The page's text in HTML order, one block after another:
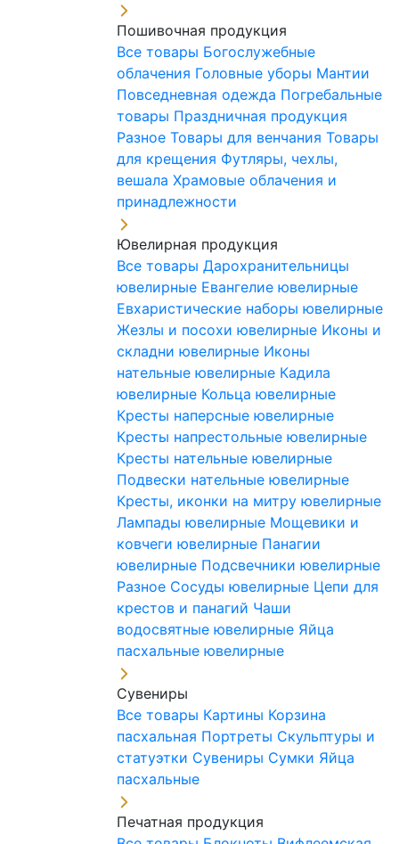
Пошивочная продукция
Все товары Богослужебные
облачения Головные уборы Мантии
Повседневная одежда Погребальные
товары Праздничная продукция
Разное Товары для венчания Товары
для крещения Футляры, чехлы,
вешала Храмовые облачения и
принадлежности
Ювелирная продукция
Все товары Дарохранительницы
ювелирные Евангелие ювелирные
Евхаристические наборы ювелирные
Жезлы и посохи ювелирные Иконы и
складни ювелирные Иконы
нательные ювелирные Кадила
ювелирные Кольца ювелирные
Кресты наперсные ювелирные
Кресты напрестольные ювелирные
Кресты нательные ювелирные
Подвески нательные ювелирные
Кресты, иконки на митру ювелирные
Лампады ювелирные Мощевики и
ковчеги ювелирные Панагии
ювелирные Подсвечники ювелирные
Разное Сосуды ювелирные Цепи для
крестов и панагий Чаши
водосвятные ювелирные Яйца
пасхальные ювелирные
Сувениры
Все товары Картины Корзина
пасхальная Портреты Скульптуры и
статуэтки Сувениры Сумки Яйца
пасхальные
Печатная продукция